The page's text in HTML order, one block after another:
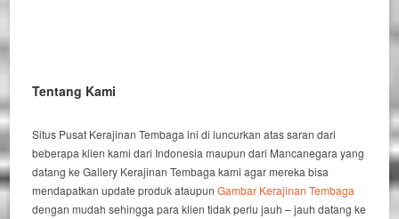
Tentang Kami
Situs Pusat Kerajinan Tembaga ini di luncurkan atas saran dari
beberapa klien kami dari Indonesia maupun dari Mancanegara yang
datang ke Gallery Kerajinan Tembaga kami agar mereka bisa
mendapatkan update produk ataupunGambar Kerajinan Tembaga
dengan mudah sehingga para klien tidak perlu jauh – jauh datang ke